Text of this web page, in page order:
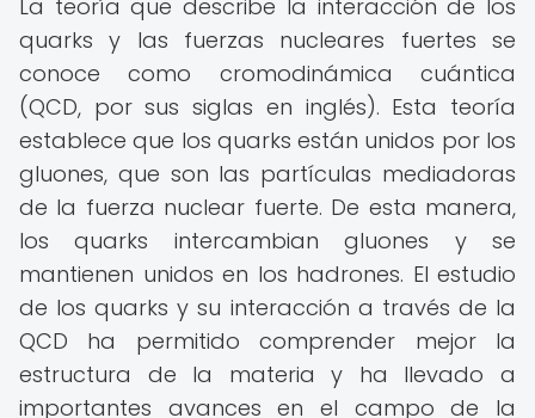
La teoría que describe la interacción de los
quarks y las fuerzas nucleares fuertes se
conoce como cromodinámica cuántica
(QCD, por sus siglas en inglés). Esta teoría
establece que los quarks están unidos por los
gluones, que son las partículas mediadoras
de la fuerza nuclear fuerte. De esta manera,
los quarks intercambian gluones y se
mantienen unidos en los hadrones. El estudio
de los quarks y su interacción a través de la
QCD ha permitido comprender mejor la
estructura de la materia y ha llevado a
importantes avances en el campo de la